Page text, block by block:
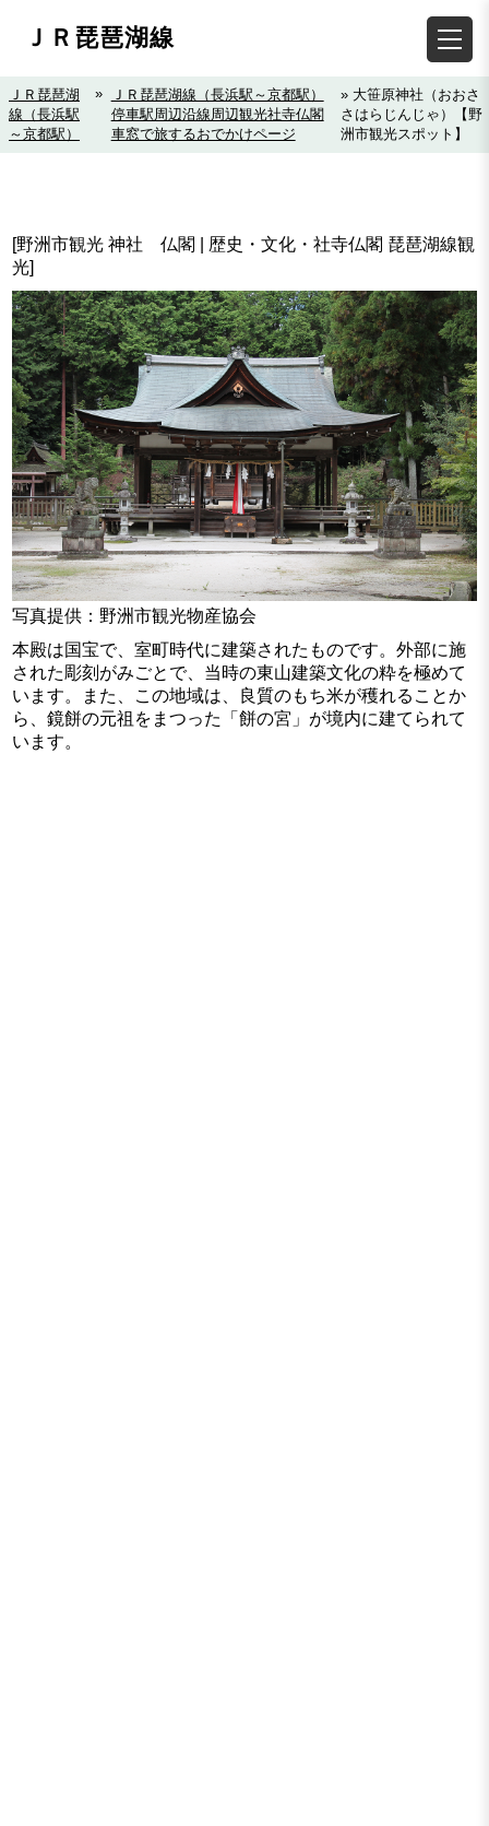
ＪＲ琵琶湖線
ＪＲ琵琶湖
線（長浜駅
～京都駅）
»
ＪＲ琵琶湖線（長浜駅～京都駅）
停車駅周辺沿線周辺観光社寺仏閣
車窓で旅するおでかけページ
» 大笹原神社（おおさ
さはらじんじゃ）【野
洲市観光スポット】
[野洲市観光 神社 仏閣 | 歴史・文化・社寺仏閣 琵琶湖線観
光]
写真提供：野洲市観光物産協会
本殿は国宝で、室町時代に建築されたものです。外部に施
された彫刻がみごとで、当時の東山建築文化の粋を極めて
います。また、この地域は、良質のもち米が穫れることか
ら、鏡餅の元祖をまつった「餅の宮」が境内に建てられて
います。